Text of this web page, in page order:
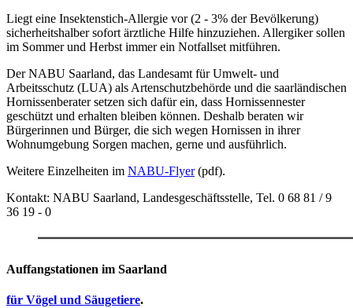
Liegt eine Insektenstich-Allergie vor (2 - 3% der Bevölkerung)
sicherheitshalber sofort ärztliche Hilfe hinzuziehen. Allergiker sollen
im Sommer und Herbst immer ein Notfallset mitführen.
Der NABU Saarland, das Landesamt für Umwelt- und
Arbeitsschutz (LUA) als Artenschutzbehörde und die saarländischen
Hornissenberater setzen sich dafür ein, dass Hornissennester
geschützt und erhalten bleiben können. Deshalb beraten wir
Bürgerinnen und Bürger, die sich wegen Hornissen in ihrer
Wohnumgebung Sorgen machen, gerne und ausführlich.
Weitere Einzelheiten im NABU-Flyer(pdf).
Kontakt: NABU Saarland, Landesgeschäftsstelle, Tel. 0 68 81 / 9
36 19 - 0
Auffangstationen im Saarland
für Vögel und Säugetiere.